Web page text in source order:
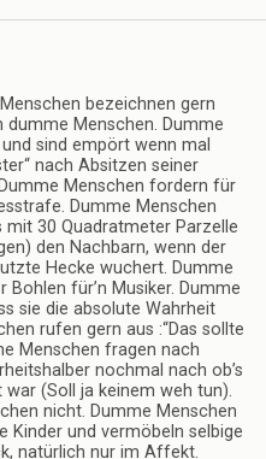
prompt drauf hinzuweisen.
die auf den Zigaretten
noch und Nichtraucher